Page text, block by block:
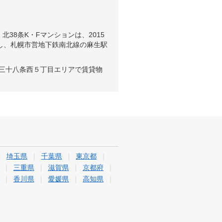
38条K・Fマンションは、2015
札幌市営地下鉄南北線の麻生駅
十八条西５丁目エリアで賃貸物
埼玉県 千葉県
東京都
三重県 滋賀県
京都府
香川県 愛媛県
高知県